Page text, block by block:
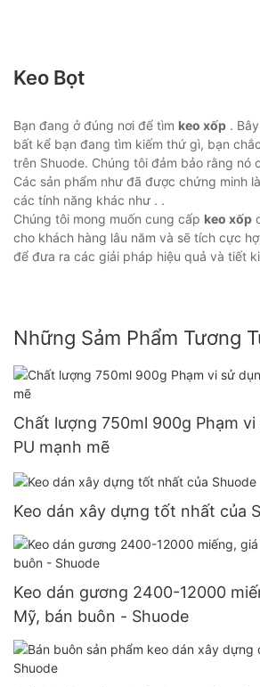
Keo Bọt
Bạn đang ở đúng nơi để tìm keo xốp .
bất kể bạn đang tìm kiếm thứ gì, bạn
trên Shuode. Chúng tôi đảm bảo rằng nó
Các sản phẩm như đã được chứng minh
các tính năng khác như . .
Chúng tôi mong muốn cung cấp keo xốp
cho khách hàng lâu năm và sẽ tích cực
để đưa ra các giải pháp hiệu quả và tiết
Những Sảm Phẩm Tương
Chất lượng 750ml 900g Phạm
PU mạnh mẽ
Keo dán xây dựng tốt nhất của
Keo dán gương 2400-12000
Mỹ, bán buôn - Shuode